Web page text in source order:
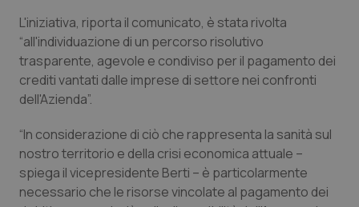
Friuli Venezia Giulia
Lazio
Lombardia
Marche
Dermatite Atopica
Diabete & glucometri
Dolore
Donna & Salute
L'iniziativa, riporta il comunicato, è stata rivolta
“all'individuazione di un percorso risolutivo
trasparente, agevole e condiviso per il pagamento dei
crediti vantati dalle imprese di settore nei confronti
dell'Azienda”.
“In considerazione di ciò che rappresenta la sanità sul
nostro territorio e della crisi economica attuale –
spiega il vicepresidente Berti – è particolarmente
necessario che le risorse vincolate al pagamento dei